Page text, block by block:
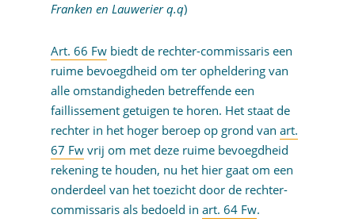
Franken en Lauwerier q.q)
Art. 66 Fwbiedt de rechter-commissaris een
ruime bevoegdheid om ter opheldering van
alle omstandigheden betreffende een
faillissement getuigen te horen. Het staat de
rechter in het hoger beroep op grond van art.
67 Fwvrij om met deze ruime bevoegdheid
rekening te houden, nu het hier gaat om een
onderdeel van het toezicht door de rechter-
commissaris als bedoeld in art. 64 Fw.